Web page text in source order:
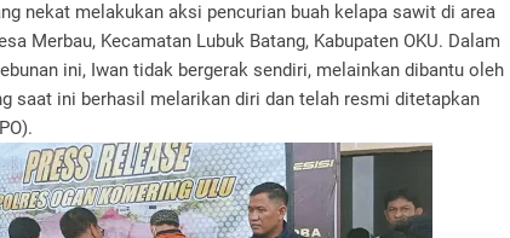
nekat melakukan aksi pencurian buah kelapa sawit di area
Merbau, Kecamatan Lubuk Batang, Kabupaten OKU. Dalam
ini, Iwan tidak bergerak sendiri, melainkan dibantu oleh
saat ini berhasil melarikan diri dan telah resmi ditetapkan